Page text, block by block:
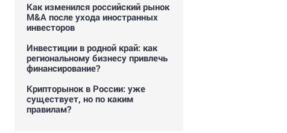
Как изменился российский рынок
M&A после ухода иностранных
инвесторов
Инвестиции в родной край: как
региональному бизнесу привлечь
финансирование?
Крипторынок в России: уже
существует, но по каким
правилам?